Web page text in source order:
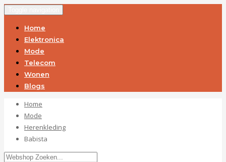
Home
Elektronica
Mode
Telecom
Wonen
Blogs
Home
Mode
Herenkleding
Babista